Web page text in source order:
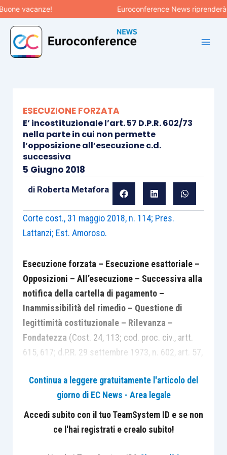
Vai
al
contenuto
vacanze! Euroconference News riprenderà le
ESECUZIONE FORZATA
E’ incostituzionale l’art. 57 D.P.R. 602/73
nella parte in cui non permette
l’opposizione all’esecuzione c.d.
successiva
5 Giugno 2018
di Roberta Metafora
Corte cost., 31 maggio 2018, n. 114; Pres.
Lattanzi; Est. Amoroso.
Esecuzione forzata – Esecuzione esattoriale –
Opposizioni – All’esecuzione – Successiva alla
notifica della cartella di pagamento –
Inammissibilità del rimedio – Questione di
legittimità costituzionale – Rilevanza –
Fondatezza (Cost. 24, 113; cod. proc. civ., artt.
615, 617; d.P.R. 29 settembre 1973, n. 602, art. 57,
È incostituzionale – per violazione degli artt. 24
e 113 Cost. – l’art. 57, comma 1, lett. a), del d.P.R.
29 settembre 1973, n. 602 («Disposizioni sulla
Continua a leggere gratuitamente l'articolo del
giorno di EC News - Area legale
Accedi subito con il tuo TeamSystem ID e se non
ce l'hai registrati e crealo subito!